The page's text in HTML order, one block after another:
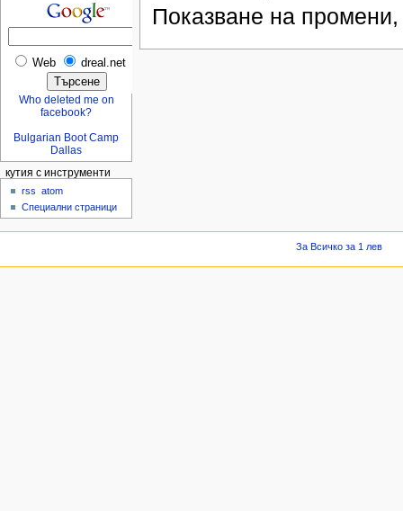
Показване на
Web dreal.net
Who deleted me on
facebook?
Bulgarian Boot Camp
Dallas
кутия с инструменти
rss
atom
Специални страници
За Всичко за 1 лев